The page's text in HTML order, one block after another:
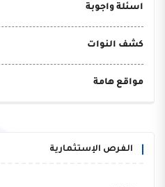
اسئلة واجوبة
كشف النوات
مواقع هامة
الفرص الإستثمارية